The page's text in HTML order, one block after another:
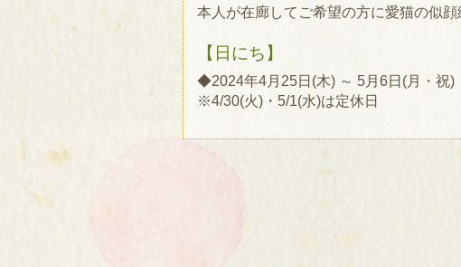
本人が在廊してご希望の方に愛猫の似顔
【日にち】
◆2024年4月25日(木) ～ 5月6日(月・祝)
※4/30(火)・5/1(水)は定休日